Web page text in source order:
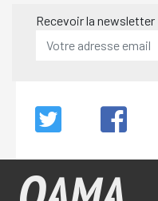
Recevoir la newsletter